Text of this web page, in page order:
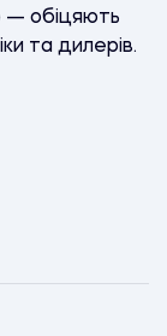
— обіцяють
та дилерів.